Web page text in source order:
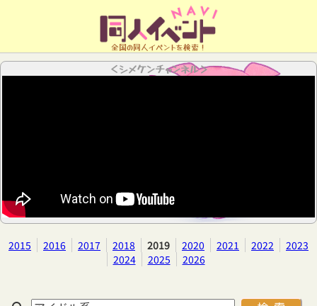
全国の同人イベントを検索！
＜シメケンチャンネル＞
2015 2016 2017 2018 2019 2020 2021 2022
2023
2024
2025 2026